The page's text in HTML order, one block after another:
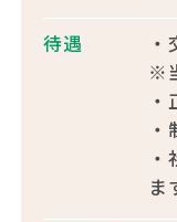
待遇
※
・
ま